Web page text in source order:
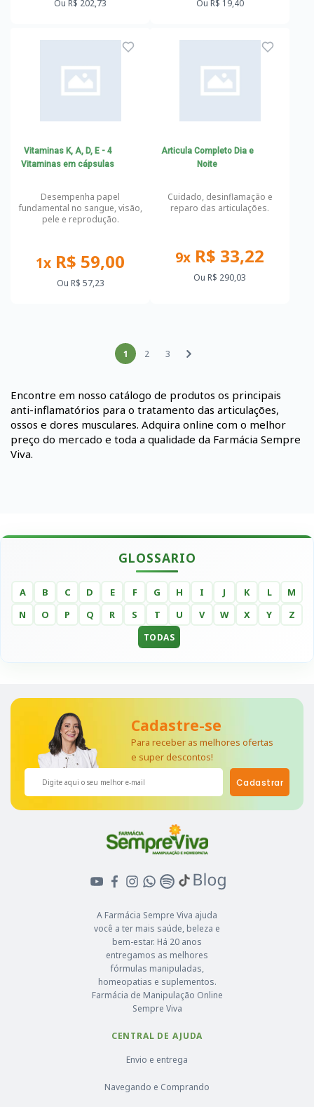
Ou R$ 202,73 Ou R$ 19,40
Vitaminas K, A, D, E - 4
Vitaminas em cápsulas
Desempenha papel
fundamental no sangue, visão,
pele e reprodução.
1x R$ 59,00
Ou R$ 57,23
Articula Completo Dia e
Noite
Cuidado, desinflamação e
reparo das articulações.
9x R$ 33,22
Ou R$ 290,03
1 2 3
Encontre em nosso catálogo de produtos os principais
anti-inflamatórios para o tratamento das articulações,
ossos e dores musculares. Adquira online com o melhor
preço do mercado e toda a qualidade da Farmácia Sempre
Viva.
GLOSSARIO
A B C D E F G H I J K L
M
N
O P Q R S T U V W X Y Z
TODAS
A Farmácia Sempre Viva ajuda
você a ter mais saúde, beleza e
bem-estar. Há 20 anos
entregamos as melhores
fórmulas manipuladas,
homeopatias e suplementos.
Farmácia de Manipulação Online
Sempre Viva
CENTRAL DE AJUDA
Envio e entrega
Navegando e Comprando
Cadastre-se
Para receber as melhores ofertas
e super descontos!
Cadastrar